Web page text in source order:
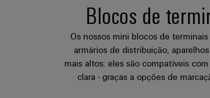
Blocos de
Os nossos mini blocos de
armários de distribuição,
mais altos: eles são compatíveis
clara - graças a opções de